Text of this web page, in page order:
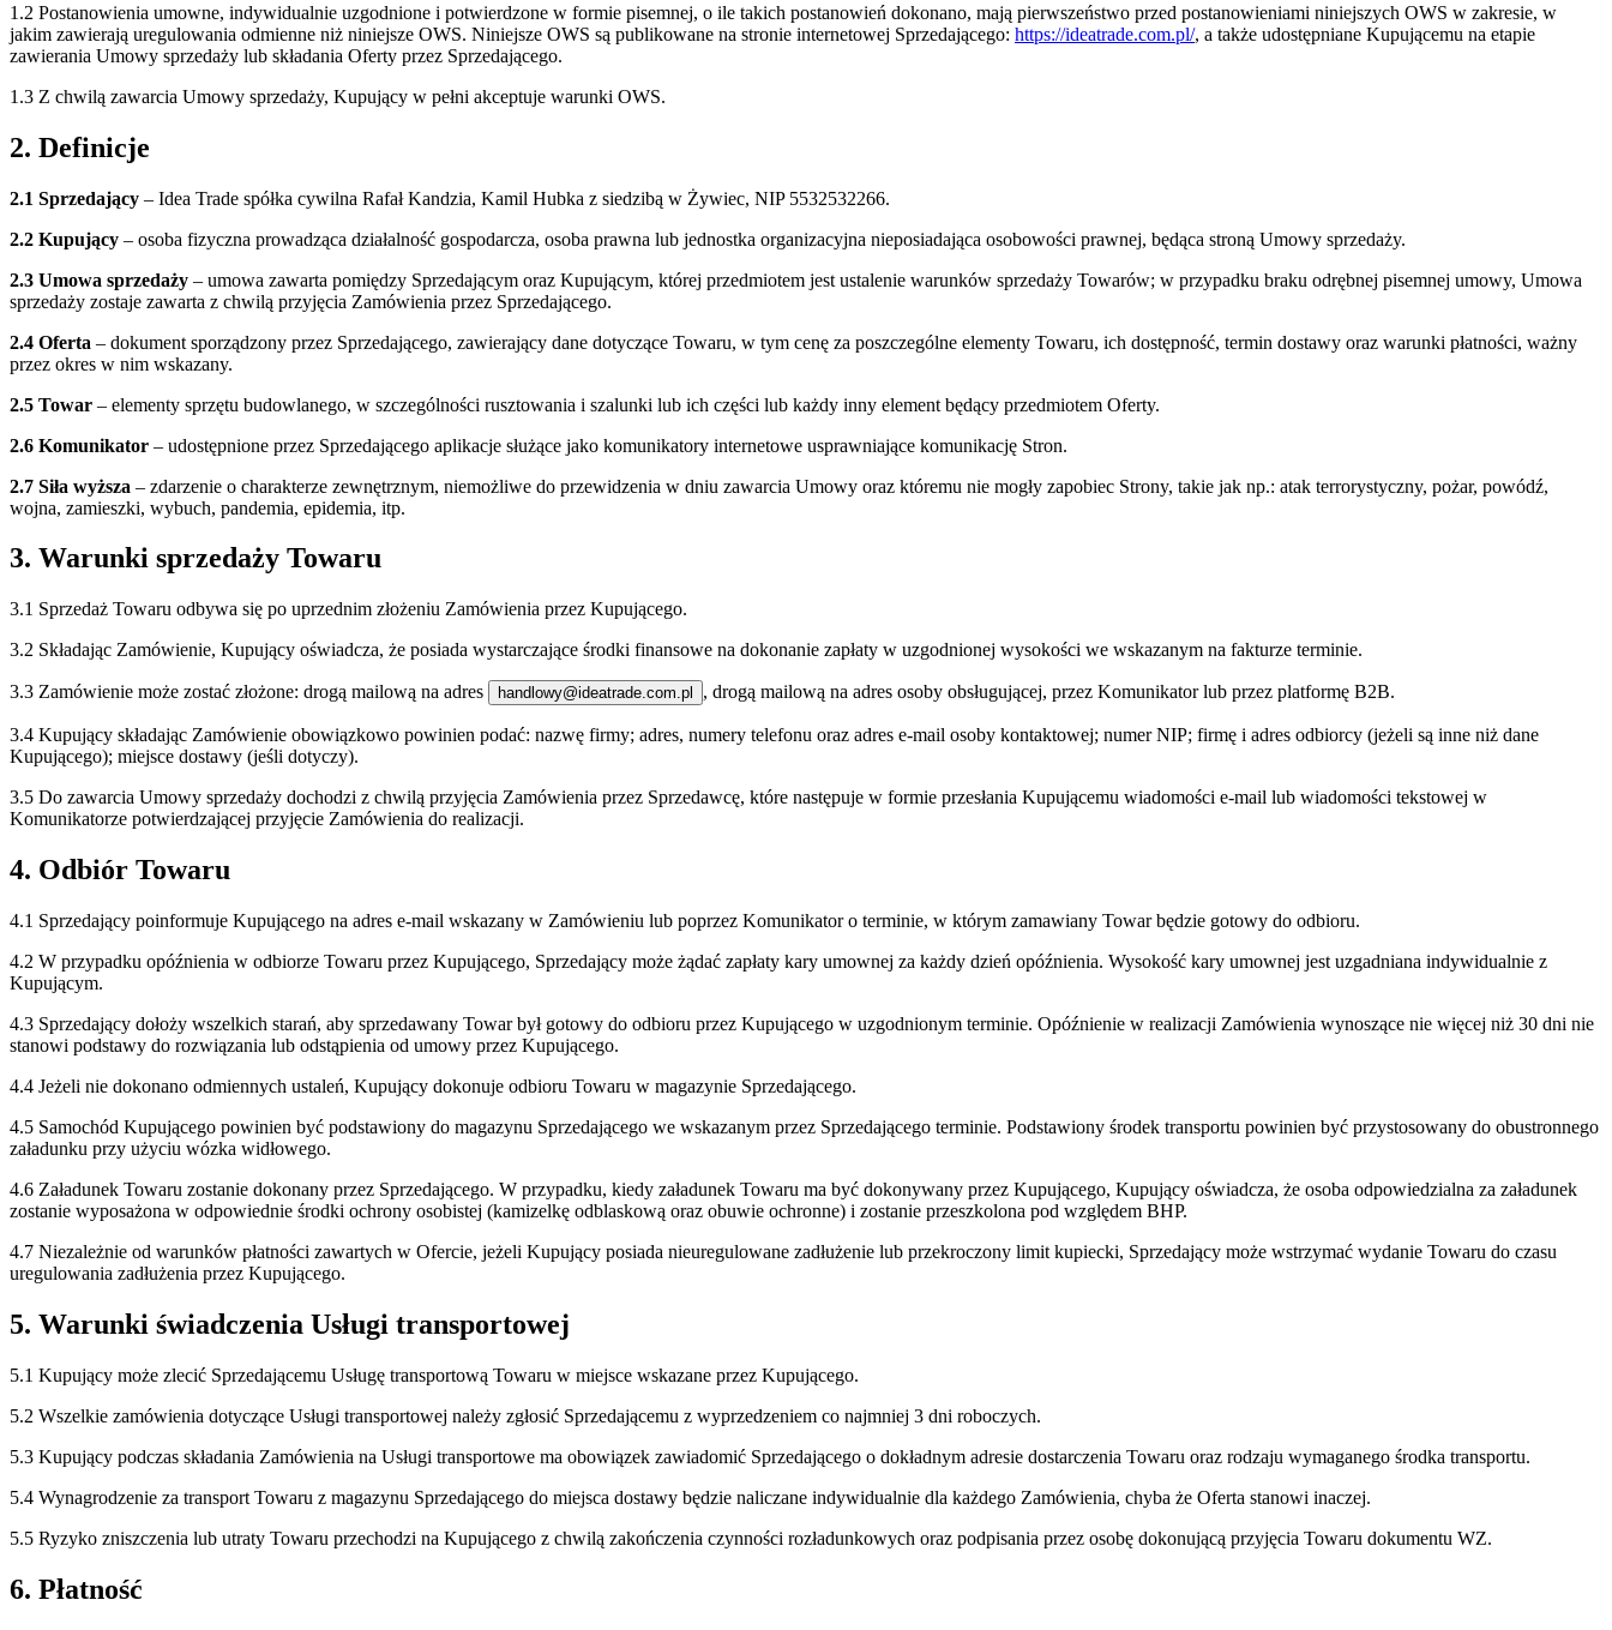
1.2 Postanowienia umowne, indywidualnie uzgodnione i potwierdzone w formie pisemnej, o ile takich postanowień dokonano, mają pierwszeństwo przed postanowieniami niniejszych OWS w zakresie, w
jakim zawierają uregulowania odmienne niż niniejsze OWS. Niniejsze OWS są publikowane na stronie internetowej Sprzedającego: https://ideatrade.com.pl/, a także udostępniane Kupującemu na etapie
zawierania Umowy sprzedaży lub składania Oferty przez Sprzedającego.
1.3 Z chwilą zawarcia Umowy sprzedaży, Kupujący w pełni akceptuje warunki OWS.
2. Definicje
2.1 Sprzedający – Idea Trade spółka cywilna Rafał Kandzia, Kamil Hubka z siedzibą w Żywiec, NIP 5532532266.
2.2 Kupujący – osoba fizyczna prowadząca działalność gospodarcza, osoba prawna lub jednostka organizacyjna nieposiadająca osobowości prawnej, będąca stroną Umowy sprzedaży.
2.3 Umowa sprzedaży – umowa zawarta pomiędzy Sprzedającym oraz Kupującym, której przedmiotem jest ustalenie warunków sprzedaży Towarów; w przypadku braku odrębnej pisemnej umowy, Umowa
sprzedaży zostaje zawarta z chwilą przyjęcia Zamówienia przez Sprzedającego.
2.4 Oferta – dokument sporządzony przez Sprzedającego, zawierający dane dotyczące Towaru, w tym cenę za poszczególne elementy Towaru, ich dostępność, termin dostawy oraz warunki płatności, ważny
przez okres w nim wskazany.
2.5 Towar – elementy sprzętu budowlanego, w szczególności rusztowania i szalunki lub ich części lub każdy inny element będący przedmiotem Oferty.
2.6 Komunikator – udostępnione przez Sprzedającego aplikacje służące jako komunikatory internetowe usprawniające komunikację Stron.
2.7 Siła wyższa – zdarzenie o charakterze zewnętrznym, niemożliwe do przewidzenia w dniu zawarcia Umowy oraz któremu nie mogły zapobiec Strony, takie jak np.: atak terrorystyczny, pożar, powódź,
wojna, zamieszki, wybuch, pandemia, epidemia, itp.
3. Warunki sprzedaży Towaru
3.1 Sprzedaż Towaru odbywa się po uprzednim złożeniu Zamówienia przez Kupującego.
3.2 Składając Zamówienie, Kupujący oświadcza, że posiada wystarczające środki finansowe na dokonanie zapłaty w uzgodnionej wysokości we wskazanym na fakturze terminie.
3.3 Zamówienie może zostać złożone: drogą mailową na adres handlowy@ideatrade.com.pl , drogą mailową na adres osoby obsługującej, przez Komunikator lub przez platformę B2B.
3.4 Kupujący składając Zamówienie obowiązkowo powinien podać: nazwę firmy; adres, numery telefonu oraz adres e-mail osoby kontaktowej; numer NIP; firmę i adres odbiorcy (jeżeli są inne niż dane
Kupującego); miejsce dostawy (jeśli dotyczy).
3.5 Do zawarcia Umowy sprzedaży dochodzi z chwilą przyjęcia Zamówienia przez Sprzedawcę, które następuje w formie przesłania Kupującemu wiadomości e-mail lub wiadomości tekstowej w
Komunikatorze potwierdzającej przyjęcie Zamówienia do realizacji.
4. Odbiór Towaru
4.1 Sprzedający poinformuje Kupującego na adres e-mail wskazany w Zamówieniu lub poprzez Komunikator o terminie, w którym zamawiany Towar będzie gotowy do odbioru.
4.2 W przypadku opóźnienia w odbiorze Towaru przez Kupującego, Sprzedający może żądać zapłaty kary umownej za każdy dzień opóźnienia. Wysokość kary umownej jest uzgadniana indywidualnie z
Kupującym.
4.3 Sprzedający dołoży wszelkich starań, aby sprzedawany Towar był gotowy do odbioru przez Kupującego w uzgodnionym terminie. Opóźnienie w realizacji Zamówienia wynoszące nie więcej niż 30 dni nie
stanowi podstawy do rozwiązania lub odstąpienia od umowy przez Kupującego.
4.4 Jeżeli nie dokonano odmiennych ustaleń, Kupujący dokonuje odbioru Towaru w magazynie Sprzedającego.
4.5 Samochód Kupującego powinien być podstawiony do magazynu Sprzedającego we wskazanym przez Sprzedającego terminie. Podstawiony środek transportu powinien być przystosowany do obustronnego
załadunku przy użyciu wózka widłowego.
4.6 Załadunek Towaru zostanie dokonany przez Sprzedającego. W przypadku, kiedy załadunek Towaru ma być dokonywany przez Kupującego, Kupujący oświadcza, że osoba odpowiedzialna za załadunek
zostanie wyposażona w odpowiednie środki ochrony osobistej (kamizelkę odblaskową oraz obuwie ochronne) i zostanie przeszkolona pod względem BHP.
4.7 Niezależnie od warunków płatności zawartych w Ofercie, jeżeli Kupujący posiada nieuregulowane zadłużenie lub przekroczony limit kupiecki, Sprzedający może wstrzymać wydanie Towaru do czasu
uregulowania zadłużenia przez Kupującego.
5. Warunki świadczenia Usługi transportowej
5.1 Kupujący może zlecić Sprzedającemu Usługę transportową Towaru w miejsce wskazane przez Kupującego.
5.2 Wszelkie zamówienia dotyczące Usługi transportowej należy zgłosić Sprzedającemu z wyprzedzeniem co najmniej 3 dni roboczych.
5.3 Kupujący podczas składania Zamówienia na Usługi transportowe ma obowiązek zawiadomić Sprzedającego o dokładnym adresie dostarczenia Towaru oraz rodzaju wymaganego środka transportu.
5.4 Wynagrodzenie za transport Towaru z magazynu Sprzedającego do miejsca dostawy będzie naliczane indywidualnie dla każdego Zamówienia, chyba że Oferta stanowi inaczej.
5.5 Ryzyko zniszczenia lub utraty Towaru przechodzi na Kupującego z chwilą zakończenia czynności rozładunkowych oraz podpisania przez osobę dokonującą przyjęcia Towaru dokumentu WZ.
6. Płatność